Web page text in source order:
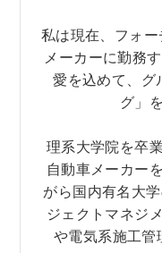
私は現在、フォ
メーカーに勤務
愛を込めて、グ
グ」
理系大学院を卒
自動車メーカー
がら国内有名大
ジェクトマネジ
や電気系施工管